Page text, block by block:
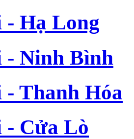
- Hạ Long
- Ninh Bình
- Thanh Hóa
- Cửa Lò